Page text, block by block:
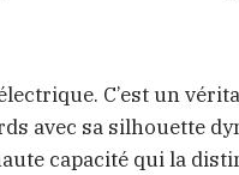
C’est un
avec sa silhouette
capacité qui la